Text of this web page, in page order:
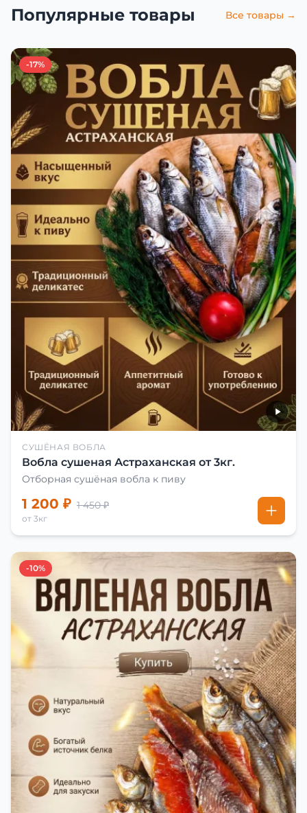
Популярные товары Все товары →
-17%
СУШЁНАЯ ВОБЛА
Вобла сушеная Астраханская от 3кг.
Отборная сушёная вобла к пиву
1 200 ₽ 1 450 ₽
от 3кг
-10%